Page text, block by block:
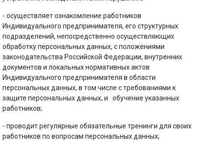
- осуществляет ознакомление работников
Индивидуального предпринимателя, его структурных
подразделений, непосредственно осуществляющих
обработку персональных данных, с положениями
законодательства Российской Федерации, внутренних
документов и локальных нормативных актов
Индивидуального предпринимателя в области
персональных данных, в том числе с требованиями к
защите персональных данных, и обучение указанных
работников;
- проводит регулярные обязательные тренинги для своих
работников по вопросам персональных данных;